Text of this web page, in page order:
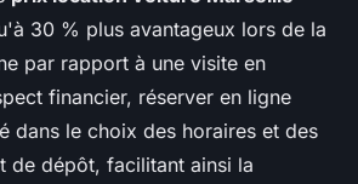
30 % plus avantageux lors de la
par rapport à une visite en
financier, réserver en ligne
dans le choix des horaires et des
de dépôt, facilitant ainsi la